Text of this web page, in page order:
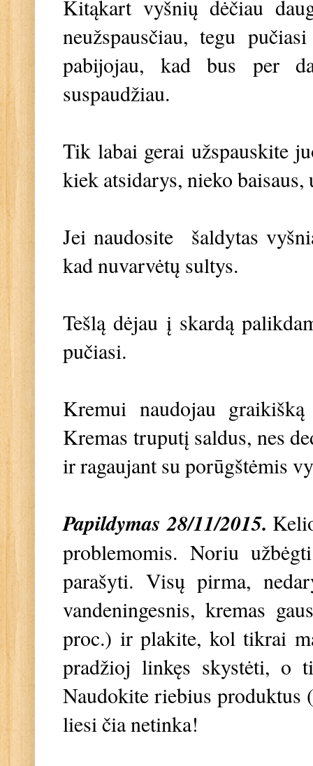
Kitąkart vyšnių dėčiau
neužspausčiau, tegu
pabijojau, kad bus per
suspaudžiau.
Tik labai gerai užspauskite
kiek atsidarys, nieko
Jei naudosite šaldytas
kad nuvarvėtų sultys.
Tešlą dėjau į skardą
pučiasi.
Kremui naudojau
Kremas truputį saldus, nes
ir ragaujant su porūgštėmis
Papildymas 28/11/2015.
problemomis. Noriu
parašyti. Visų pirma,
vandeningesnis, kremas
proc.) ir plakite, kol tikrai
pradžioj linkęs skystėti, o
Naudokite riebius produktus
liesi čia netinka!